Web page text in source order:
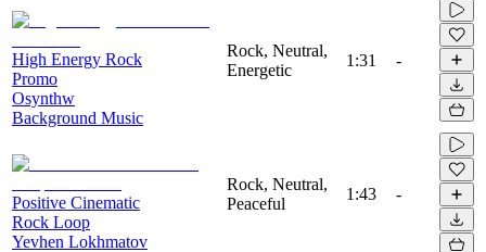
High Energy Rock
Promo
Osynthw
Background Music
Rock, Neutral,
Energetic
1:31 -
Positive Cinematic
Rock Loop
Yevhen Lokhmatov
Rock, Neutral,
Peaceful
1:43 -